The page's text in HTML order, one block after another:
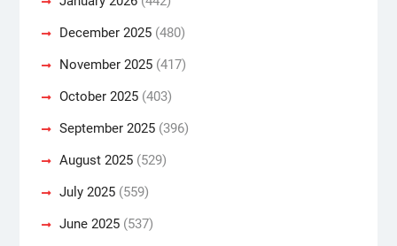
December 2025(480)
November 2025(417)
October 2025(403)
September 2025(396)
August 2025(529)
July 2025(559)
June 2025(537)